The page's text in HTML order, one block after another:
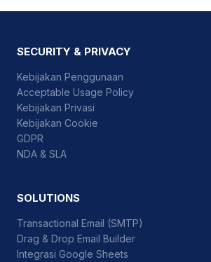
SECURITY & PRIVACY
Kebijakan Penggunaan
Acceptable Usage Policy
Kebijakan Privasi
Kebijakan Cookie
GDPR
NDA & SLA
SOLUTIONS
Transactional Email (SMTP)
Drag & Drop Email Builder
Integrasi Google Sheets